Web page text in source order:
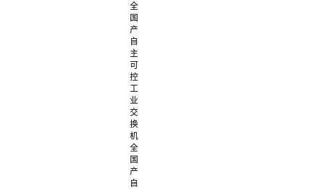
全
国
产
自
主
可
控
工
业
交
换
机
全
国
产
自